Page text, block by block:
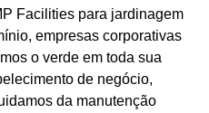
Facilities para jardinagem
empresas corporativas
o verde em toda sua
de negócio,
da manutenção